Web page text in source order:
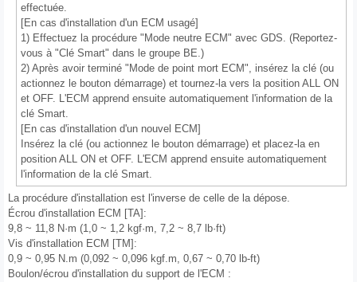
effectuée.
[En cas d'installation d'un ECM usagé]
1) Effectuez la procédure "Mode neutre ECM" avec GDS. (Reportez-
vous à "Clé Smart" dans le groupe BE.)
2) Après avoir terminé "Mode de point mort ECM", insérez la clé (ou
actionnez le bouton démarrage) et tournez-la vers la position ALL ON
et OFF. L'ECM apprend ensuite automatiquement l'information de la
clé Smart.
[En cas d'installation d'un nouvel ECM]
Insérez la clé (ou actionnez le bouton démarrage) et placez-la en
position ALL ON et OFF. L'ECM apprend ensuite automatiquement
l'information de la clé Smart.
La procédure d'installation est l'inverse de celle de la dépose.
Écrou d'installation ECM [TA]:
9,8 ~ 11,8 N·m (1,0 ~ 1,2 kgf·m, 7,2 ~ 8,7 lb·ft)
Vis d'installation ECM [TM]:
0,9 ~ 0,95 N.m (0,092 ~ 0,096 kgf.m, 0,67 ~ 0,70 lb-ft)
Boulon/écrou d'installation du support de l'ECM :